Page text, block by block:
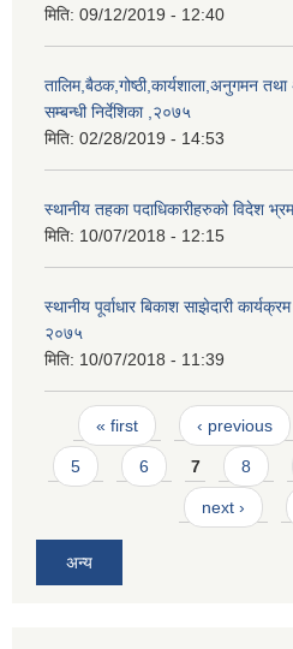
मिति: 09/12/2019 - 12:40
तालिम,बैठक,गोष्ठी,कार्यशाला,अनुगमन
सम्बन्धी निर्देशिका ,२०७५
मिति: 02/28/2019 - 14:53
स्थानीय तहका पदाधिकारीहरुको विदेश
मिति: 10/07/2018 - 12:15
स्थानीय पूर्वाधार बिकाश साझेदारी
२०७५
मिति: 10/07/2018 - 11:39
Pages
« first ‹ previous
5 6 7 8
next ›
अन्य